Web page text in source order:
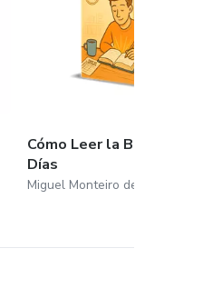
Cómo Leer la Biblia en 90
Días
Miguel Monteiro de França Lima